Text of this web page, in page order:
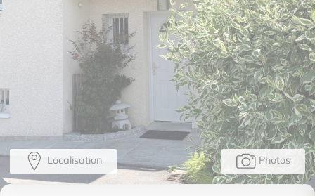
Photos
Localisation